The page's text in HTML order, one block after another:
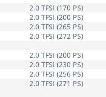
2.0 TFSI (170 PS)
2.0 TFSI (200 PS)
2.0 TFSI (265 PS)
2.0 TFSI (272 PS)
2.0 TFSI (200 PS)
2.0 TFSI (230 PS)
2.0 TFSI (256 PS)
2.0 TFSI (271 PS)